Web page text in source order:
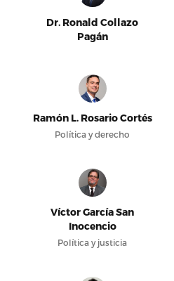
Dr. Ronald Collazo
Pagán
Ramón L. Rosario Cortés
Política y derecho
Víctor García San
Inocencio
Política y justicia